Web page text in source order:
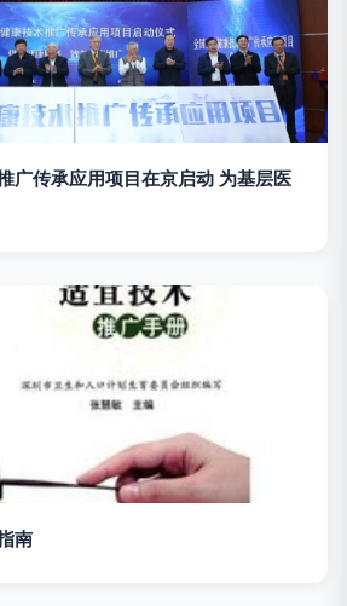
广传承应用项目在京启动 为基层医
南